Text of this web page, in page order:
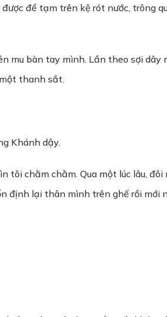
để tạm trên kệ rót nước, trông
mu bàn tay mình. Lần theo sợi dây
thanh sắt.
Khánh dậy.
chằm chằm. Qua một lúc lâu,
định lại thân mình trên ghế rồi mới